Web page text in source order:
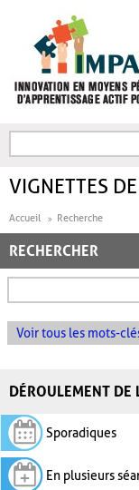
FORMULAIRE DE
VIGNETTES
Accueil Recherche
RECHERCHER
Voir tous les mots-
DÉROULEMENT DE
Sporadiques
En plusieurs